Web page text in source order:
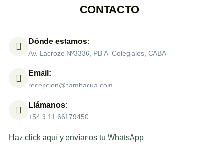
CONTACTO
Dónde estamos:
Av. Lacroze Nº3336, PB A, Colegiales, CABA
Email:
recepcion@cambacua.com
Llámanos:
+54 9 11 66179450
Haz click aquí y envíanos tu WhatsApp